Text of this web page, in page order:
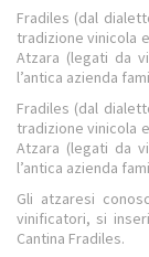
Fradiles (dal
tradizione vinicola
Atzara (legati da
l’antica azienda
Fradiles (dal
tradizione vinicola
Atzara (legati da
l’antica azienda
Gli atzaresi
vinificatori, si
Cantina Fradiles.